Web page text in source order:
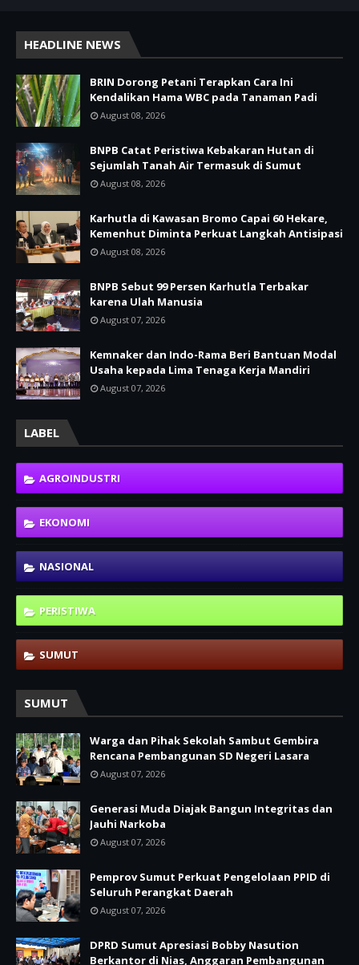
HEADLINE NEWS
BRIN Dorong Petani Terapkan Cara Ini
Kendalikan Hama WBC pada Tanaman Padi
August 08, 2026
BNPB Catat Peristiwa Kebakaran Hutan di
Sejumlah Tanah Air Termasuk di Sumut
August 08, 2026
Karhutla di Kawasan Bromo Capai 60 Hekare,
Kemenhut Diminta Perkuat Langkah Antisipasi
August 08, 2026
BNPB Sebut 99 Persen Karhutla Terbakar
karena Ulah Manusia
August 07, 2026
Kemnaker dan Indo-Rama Beri Bantuan Modal
Usaha kepada Lima Tenaga Kerja Mandiri
August 07, 2026
LABEL
AGROINDUSTRI
EKONOMI
NASIONAL
PERISTIWA
SUMUT
SUMUT
Warga dan Pihak Sekolah Sambut Gembira
Rencana Pembangunan SD Negeri Lasara
August 07, 2026
Generasi Muda Diajak Bangun Integritas dan
Jauhi Narkoba
August 07, 2026
Pemprov Sumut Perkuat Pengelolaan PPID di
Seluruh Perangkat Daerah
August 07, 2026
DPRD Sumut Apresiasi Bobby Nasution
Berkantor di Nias, Anggaran Pembangunan